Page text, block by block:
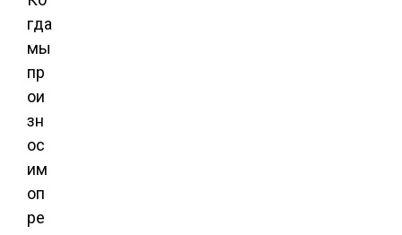
гда
мы
пр
ои
зн
ос
им
оп
ре